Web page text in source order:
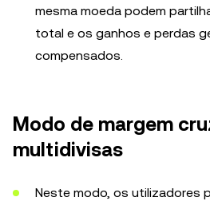
mesma moeda podem
total e os ganhos e perdas
compensados.
Modo de margem
multidivisas
Neste modo, os utilizadores